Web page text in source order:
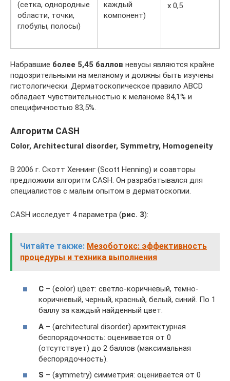
(сетка, однородные
области, точки,
глобулы, полосы)
каждый
компонент)
х 0,5
Набравшие более 5,45 баллов невусы являются крайне
подозрительными на меланому и должны быть изучены
гистологически. Дерматоскопическое правило ABCD
обладает чувствительностью к меланоме 84,1% и
специфичностью 83,5%.
Алгоритм CASH
Color, Architectural disorder, Symmetry, Homogeneity
В 2006 г. Скотт Хеннинг (Scott Henning) и соавторы
предложили алгоритм CASH. Он разрабатывался для
специалистов с малым опытом в дерматоскопии.
CASH исследует 4 параметра (рис. 3):
Читайте также: Мезоботокс: эффективность
процедуры и техника выполнения
С – (color) цвет: светло-коричневый, темно-
коричневый, черный, красный, белый, синий. По 1
баллу за каждый найденный цвет.
A – (architectural disorder) архитектурная
беспорядочность: оценивается от 0
(отсутствует) до 2 баллов (максимальная
беспорядочность).
S – (symmetry) симметрия: оценивается от 0